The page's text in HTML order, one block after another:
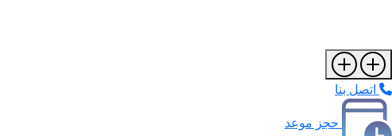
اتصل بنا
حجز موعد